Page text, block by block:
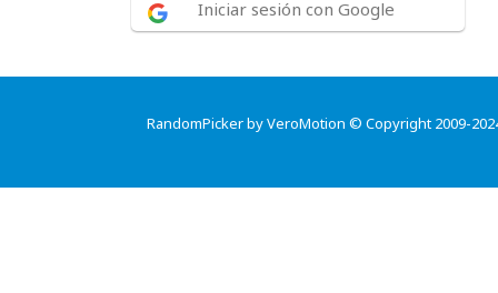
Iniciar sesión con Google
RandomPicker by VeroMotion © Copyright 2009-